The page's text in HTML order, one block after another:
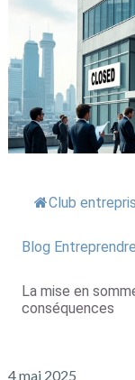
Club
Blog
La mise en
conséquences
4 mai 2025